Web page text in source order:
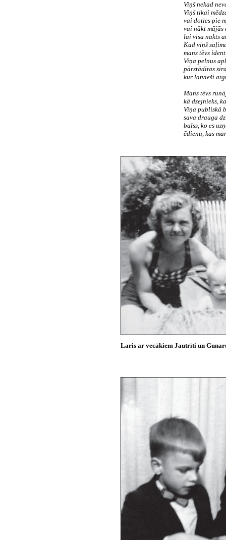
Viņš nekad
Viņš tikai
vai doties pie
vai nākt mājās
lai visa nakts
Kad viņš
mans tēvs
Viņa pelnus
pārstādītas
kur latvieši
Mans tēvs
kā dzejnieks,
Viņa publiskā
sava drauga
balss, ko es
ēdienu, kas
Laris ar vecākiem Jautrīti un